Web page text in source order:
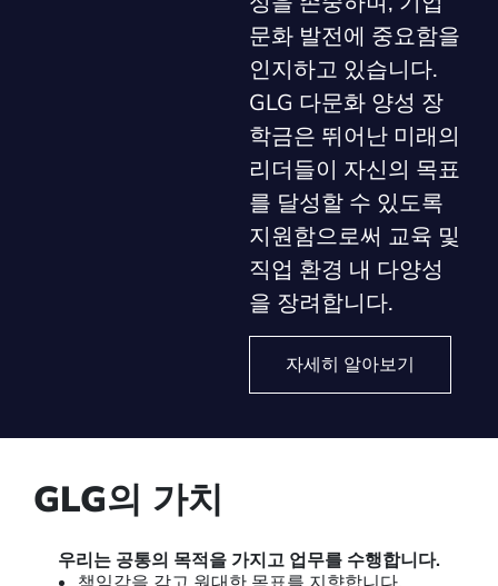
문화 발전에 중요함을
인지하고 있습니다.
GLG 다문화 양성 장
학금은 뛰어난 미래의
리더들이 자신의 목표
를 달성할 수 있도록
지원함으로써 교육 및
직업 환경 내 다양성
을 장려합니다.
자세히 알아보기
GLG의 가치
우리는 공통의 목적을 가지고 업무를 수행합니다.